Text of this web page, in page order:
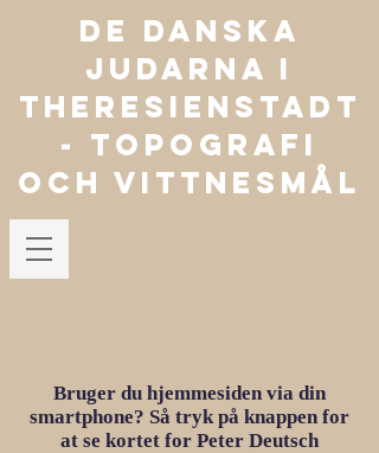
De danska
judarna i
Theresienstadt
- TOPOGRAFI
OCH VITTNESMÅL
Bruger du hjemmesiden via din
smartphone? Så tryk på knappen for
at se kortet for Peter Deutsch